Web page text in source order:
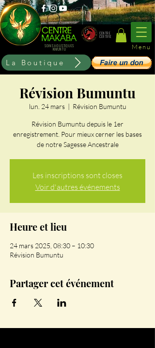
Menu
CENTRE
CERTIFIE
SOINS HOLISTIQUES
KIMUNTU
La Boutique
Révision Bumuntu
lun. 24 mars
  |
Révision Bumuntu
Révision Bumuntu depuis le 1er
enregistrement. Pour mieux cerner les bases
de notre Sagesse Ancestrale
Les inscriptions sont closes
Voir d'autres événements
Heure et lieu
24 mars 2025, 08:30 – 10:30
Révision Bumuntu
Partager cet événement